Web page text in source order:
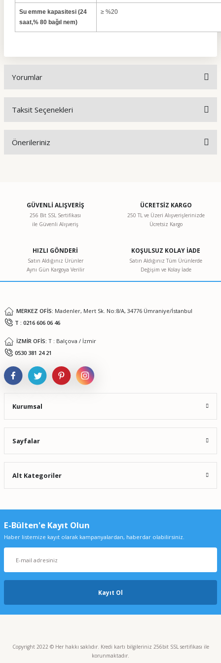
Su emme kapasitesi (24
saat,% 80 bağıl nem)
≥ %20
Yorumlar
Taksit Seçenekleri
Önerileriniz
Görüş ve önerileriniz için teşekkür ederiz.
Ürün resmi kalitesiz, bozuk veya görüntülenemiyor.
Ürün bilgilerinde hatalar bulunuyor.
Ürün fiyatı diğer sitelerden daha pahalı.
GÜVENLİ ALIŞVERİŞ
256 Bit SSL Sertifikası
ile Güvenli Alışveriş
ÜCRETSİZ KARGO
250 TL ve Üzeri Alışverişlerinizde
Ücretsiz Kargo
HIZLI GÖNDERİ
Satın Aldığınız Ürünler
Aynı Gün Kargoya Verilir
KOŞULSUZ KOLAY İADE
Satın Aldığınız Tüm Ürünlerde
Değişim ve Kolay İade
MERKEZ OFİS: Madenler, Mert Sk. No:8/A, 34776 Ümraniye/İstanbul
T : 0216 606 06 46
İZMİR OFİS: T : Balçova / İzmir
0530 381 24 21
Kurumsal
Sayfalar
Alt Kategoriler
E-Bülten'e Kayıt Olun
Haber listemize kayıt olarak kampanyalardan, haberdar olabilirsiniz.
Kayıt Ol
Copyright 2022 © Her hakkı saklıdır. Kredi kartı bilgileriniz 256bit SSL sertifikası ile
korunmaktadır.